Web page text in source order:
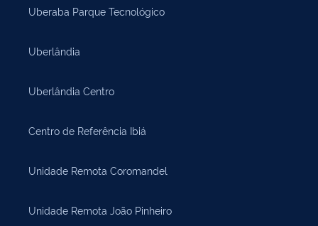
Uberaba Parque Tecnológico
Uberlândia
Uberlândia Centro
Centro de Referência Ibiá
Unidade Remota Coromandel
Unidade Remota João Pinheiro